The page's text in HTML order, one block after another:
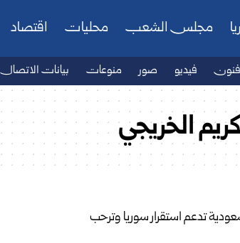
مجلس الشعب محليات اقتصاد
فيديو صور منوعات بيانات الاتصال
الخريجي